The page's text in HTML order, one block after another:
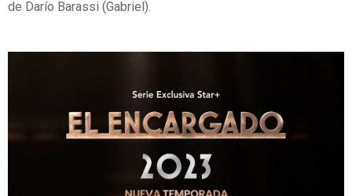
de Darío Barassi (Gabriel).